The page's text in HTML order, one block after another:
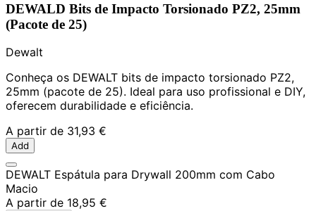
DEWALD Bits de Impacto Torsionado PZ2, 25mm
(Pacote de 25)
Dewalt
Conheça os DEWALT bits de impacto torsionado PZ2,
25mm (pacote de 25). Ideal para uso profissional e DIY,
oferecem durabilidade e eficiência.
A partir de 31,93 €
Add
DEWALT Espátula para Drywall 200mm com Cabo
Macio
A partir de 18,95 €